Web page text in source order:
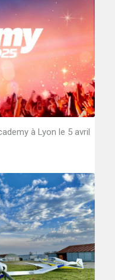
à Lyon le 5 avril